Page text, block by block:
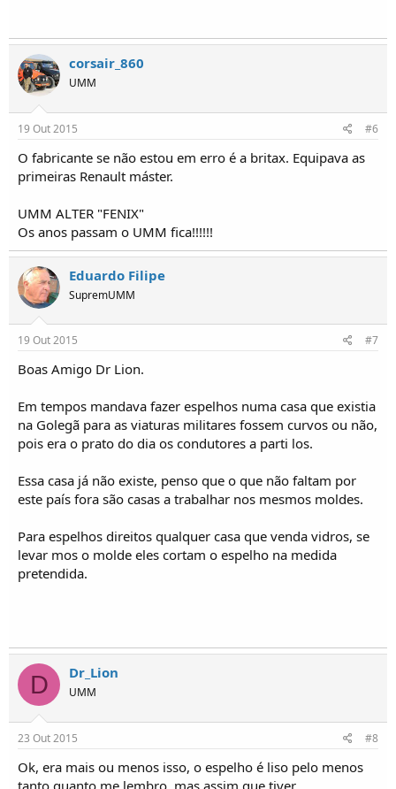
corsair_860
UMM
19 Out 2015 #6
O fabricante se não estou em erro é a britax. Equipava as
primeiras Renault máster.
UMM ALTER "FENIX"
Os anos passam o UMM fica!!!!!!
Eduardo Filipe
SupremUMM
19 Out 2015 #7
Boas Amigo Dr Lion.
Em tempos mandava fazer espelhos numa casa que existia
na Golegã para as viaturas militares fossem curvos ou não,
pois era o prato do dia os condutores a parti los.
Essa casa já não existe, penso que o que não faltam por
este país fora são casas a trabalhar nos mesmos moldes.
Para espelhos direitos qualquer casa que venda vidros, se
levar mos o molde eles cortam o espelho na medida
pretendida.
D Dr_Lion
UMM
23 Out 2015 #8
Ok, era mais ou menos isso, o espelho é liso pelo menos
tanto quanto me lembro, mas assim que tiver